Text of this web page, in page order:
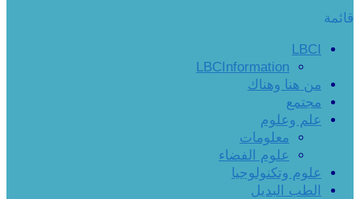
قائمة
LBCI
LBCInformation
من هنا وهناك
مجتمع
علم وعلوم
معلومات
علوم الفضاء
علوم وتكنولوجيا
الطب البديل